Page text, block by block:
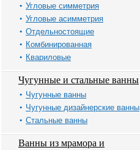
Угловые симметрия
Угловые асимметрия
Отдельностоящие
Комбинированная
Квариловые
Чугунные и стальные ванны
Чугунные ванны
Чугунные дизайнерские ванны
Стальные ванны
Ванны из мрамора и